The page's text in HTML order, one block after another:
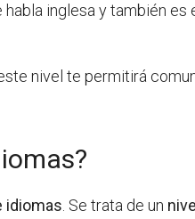
inglesa y también
nivel te permitirá
idiomas . Se trata de un